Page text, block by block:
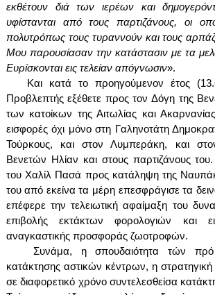
εκθέτουν διά των ιερέων και
υφίστανται από τους παρτιζάνους, οι
πολυτρόπως τους τυραννούν και τους
Μου παρουσίασαν την κατάστασιν με τα
Ευρίσκονται εις τελείαν απόγνωσιν».
Και κατά το προηγούμενον έτος
Προβλεπτής εξέθετε προς τον Δόγη της
των κατοίκων της Αιτωλίας και
εισφορές όχι μόνο στη Γαληνοτάτη
Τούρκους, και στον Λυμπεράκη, και
Βενετών Ηλίαν και στους παρτιζάνους
του Χαλίλ Πασά προς κατάληψη της
του από εκείνα τα μέρη επεσφράγισε τα
επέφερε την τελειωτική αφαίμαξη του
επιβολής εκτάκτων φορολογιών και
αναγκαστικής προσφοράς ζωοτροφών.
Συνάμα, η σπουδαιότητα τών πρό
κατάκτησης αστικών κέντρων, η
σε διαφορετικό χρόνο συντελεσθείσα